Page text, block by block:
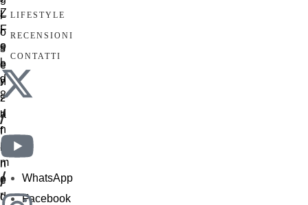
LIFESTYLE
RECENSIONI
CONTATTI
/
/
WhatsApp
Facebook